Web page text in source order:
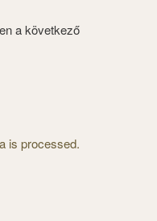
a következő
is processed.